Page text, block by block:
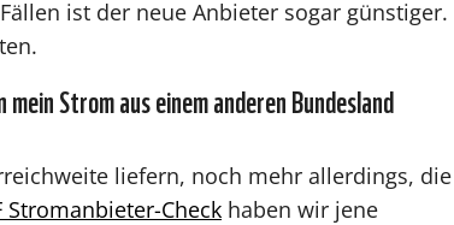
ist der neue Anbieter sogar günstiger.
Strom aus einem anderen Bundesland
liefern, noch mehr allerdings, die
Stromanbieter-Check haben wir jene